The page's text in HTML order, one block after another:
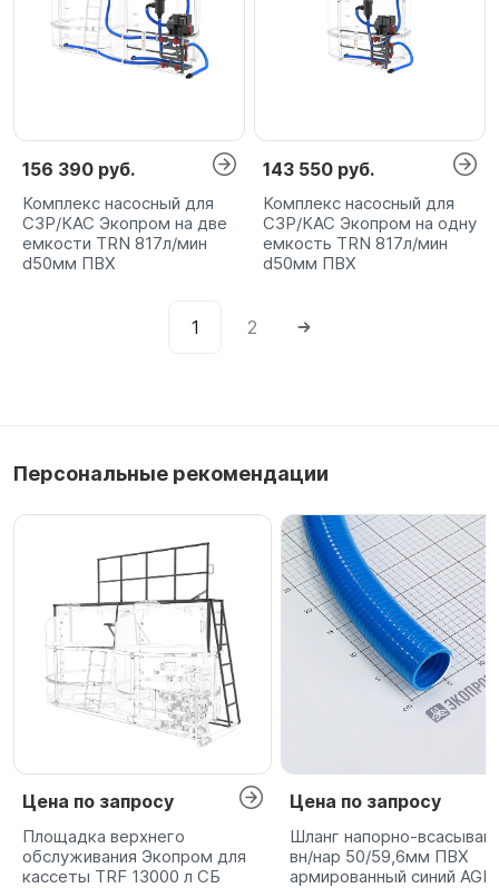
156 390 руб.
Комплекс насосный для
СЗР/КАС Экопром на две
емкости TRN 817л/мин
d50мм ПВХ
143 550 руб.
Комплекс насосный для
СЗР/КАС Экопром на одну
емкость TRN 817л/мин
d50мм ПВХ
1 2
Персональные рекомендации
Цена по запросу
Площадка верхнего
обслуживания Экопром для
кассеты TRF 13000 л СБ
Цена по запросу
Шланг напорно-
вн/нар 50/59,6мм ПВХ
армированный синий